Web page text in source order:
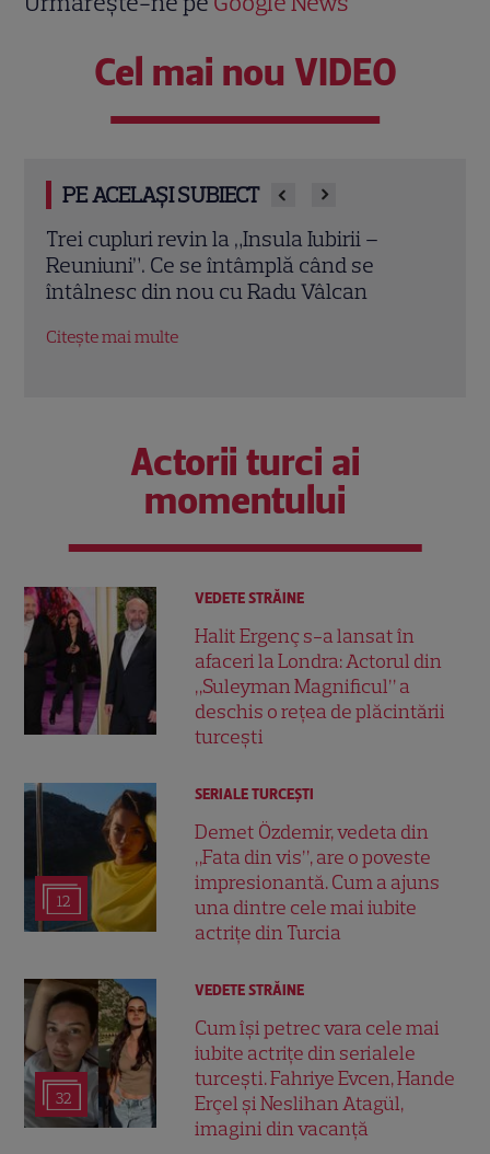
Cel mai nou VIDEO
PE ACELAȘI SUBIECT
Gabriela Oțil a publicat imagini de la
nuntă, la aniversarea căsătoriei cu Dani
Oțil: „Fără grija lui «ce o să zică lumea»”
Citește mai multe
Actorii turci ai
momentului
VEDETE STRĂINE
Halit Ergenç s-a lansat în
afaceri la Londra: Actorul din
„Suleyman Magnificul” a
deschis o rețea de plăcintării
turcești
12
SERIALE TURCEŞTI
Demet Özdemir, vedeta din
„Fata din vis”, are o poveste
impresionantă. Cum a ajuns
una dintre cele mai iubite
actrițe din Turcia
32
VEDETE STRĂINE
Cum își petrec vara cele mai
iubite actrițe din serialele
turcești. Fahriye Evcen, Hande
Erçel și Neslihan Atagül,
imagini din vacanță